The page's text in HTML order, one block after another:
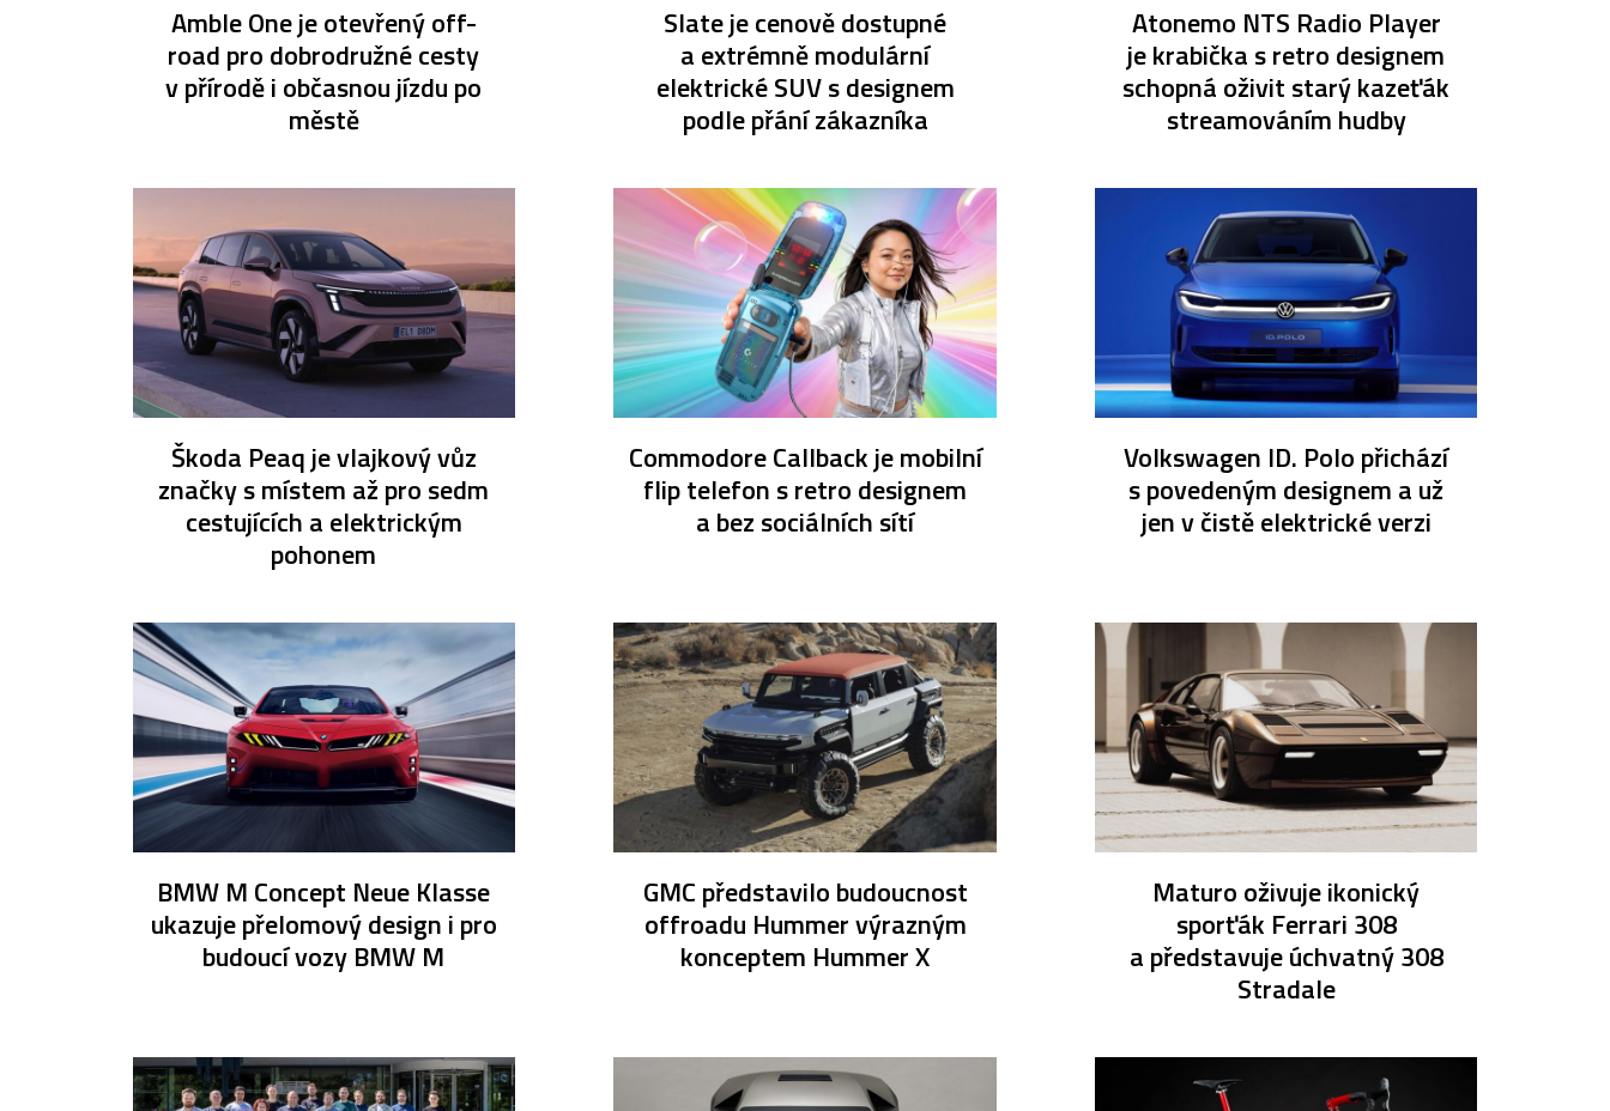
Amble One je otevřený off-
road pro dobrodružné cesty
v přírodě i občasnou jízdu po
městě
Slate je cenově dostupné
a extrémně modulární
elektrické SUV s designem
podle přání zákazníka
Atonemo NTS Radio Player
je krabička s retro designem
schopná oživit starý kazeťák
streamováním hudby
Škoda Peaq je vlajkový vůz
značky s místem až pro sedm
cestujících a elektrickým
pohonem
Commodore Callback je mobilní
flip telefon s retro designem
a bez sociálních sítí
Volkswagen ID. Polo přichází
s povedeným designem a už
jen v čistě elektrické verzi
BMW M Concept Neue Klasse
ukazuje přelomový design i pro
budoucí vozy BMW M
GMC představilo budoucnost
offroadu Hummer výrazným
konceptem Hummer X
Maturo oživuje ikonický
sporťák Ferrari 308
a představuje úchvatný 308
Stradale